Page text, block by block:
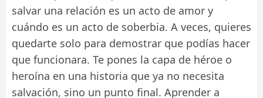
salvar una relación es un acto de amor y
cuándo es un acto de soberbia. A veces, quieres
quedarte solo para demostrar que podías hacer
que funcionara. Te pones la capa de héroe o
heroína en una historia que ya no necesita
salvación, sino un punto final. Aprender a